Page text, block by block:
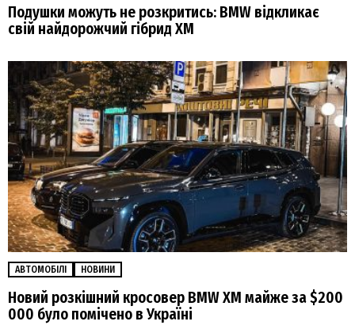
Подушки можуть не розкритись: BMW відкликає
свій найдорожчий гібрид XM
АВТОМОБІЛІ НОВИНИ
Новий розкішний кросовер BMW XM майже за $200
000 було помічено в Україні